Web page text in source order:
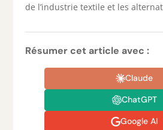
de l’industrie textile et les
Résumer cet article avec :
Claude
ChatGPT
Google AI